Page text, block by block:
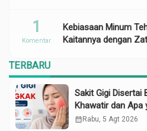
Kebiasaan Minum
Kaitannya dengan
1
Komentar
TERBARU
Sakit Gigi Disertai
Khawatir dan Apa
calendar_month Rabu, 5 Agt 2026